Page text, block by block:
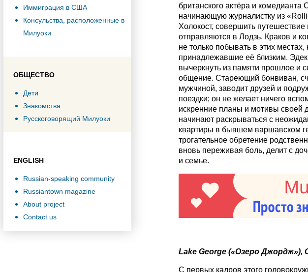
Иммиграция в США
Консульства, расположенные в
Милуоки
ОБЩЕСТВО
Дети
Знакомства
Русскоговорящий Милуоки
ENGLISH
Russian-speaking community
Russiantown magazine
About project
Contact us
британского актёра и
начинающую журналистку из
Холокост, совершить
отправляются в Лодзь, Краков и
не только побывать в этих
принадлежавшие её близким.
вычеркнуть из памяти прошлое и
общение. Стареющий бонвиван,
мужчиной, заводит друзей и
поездки; он не желает ничего
искренние планы и мотивы своей
начинают раскрываться с
квартиры в бывшем варшавском
трогательное обретение
вновь переживая боль, делит с
и семье.
Lake George («Озеро
С первых кадров этого